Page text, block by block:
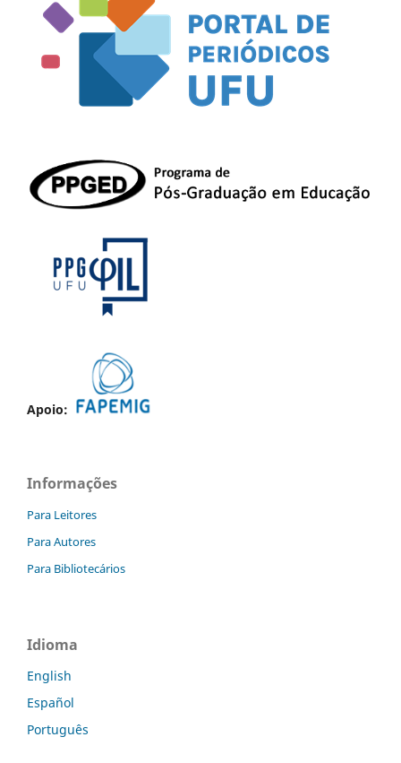
Apoio:
Informações
Para Leitores
Para Autores
Para Bibliotecários
Idioma
English
Español
Português